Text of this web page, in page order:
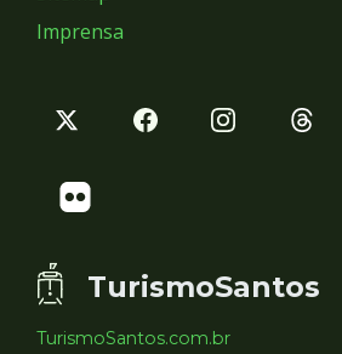
Imprensa
TurismoSantos
TurismoSantos.com.br